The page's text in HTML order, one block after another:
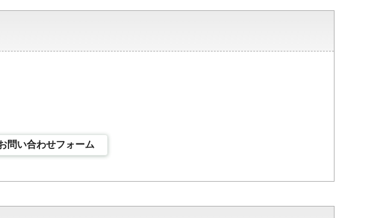
問い合わせフォーム